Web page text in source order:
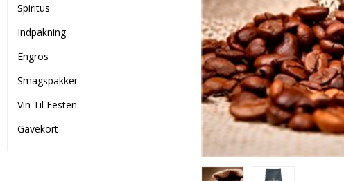
Spiritus
Indpakning
Engros
Smagspakker
Vin Til Festen
Gavekort